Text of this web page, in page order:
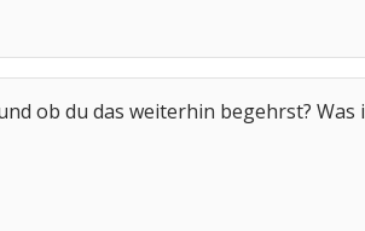
ob du das weiterhin begehrst? Was